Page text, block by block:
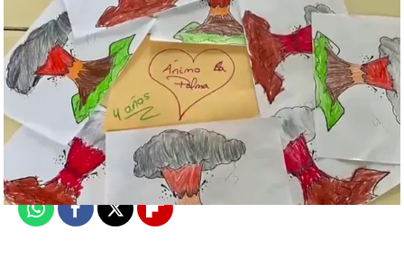
Laia Baltolu Aznar
Publicado:20 de octubre de 2021, 15:16
WhatsappFacebook
X Flipboard